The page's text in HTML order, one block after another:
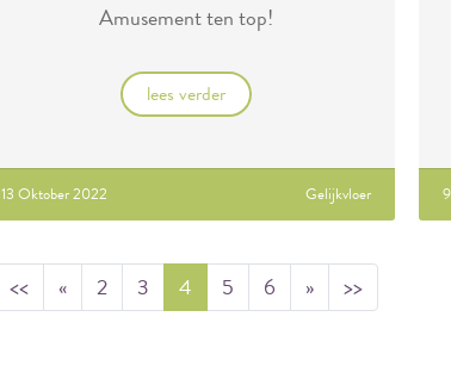
Amusement ten top!
lees verder
13 Oktober 2022 Gelijkvloer
<< « 2 3 4 5 6 » >>